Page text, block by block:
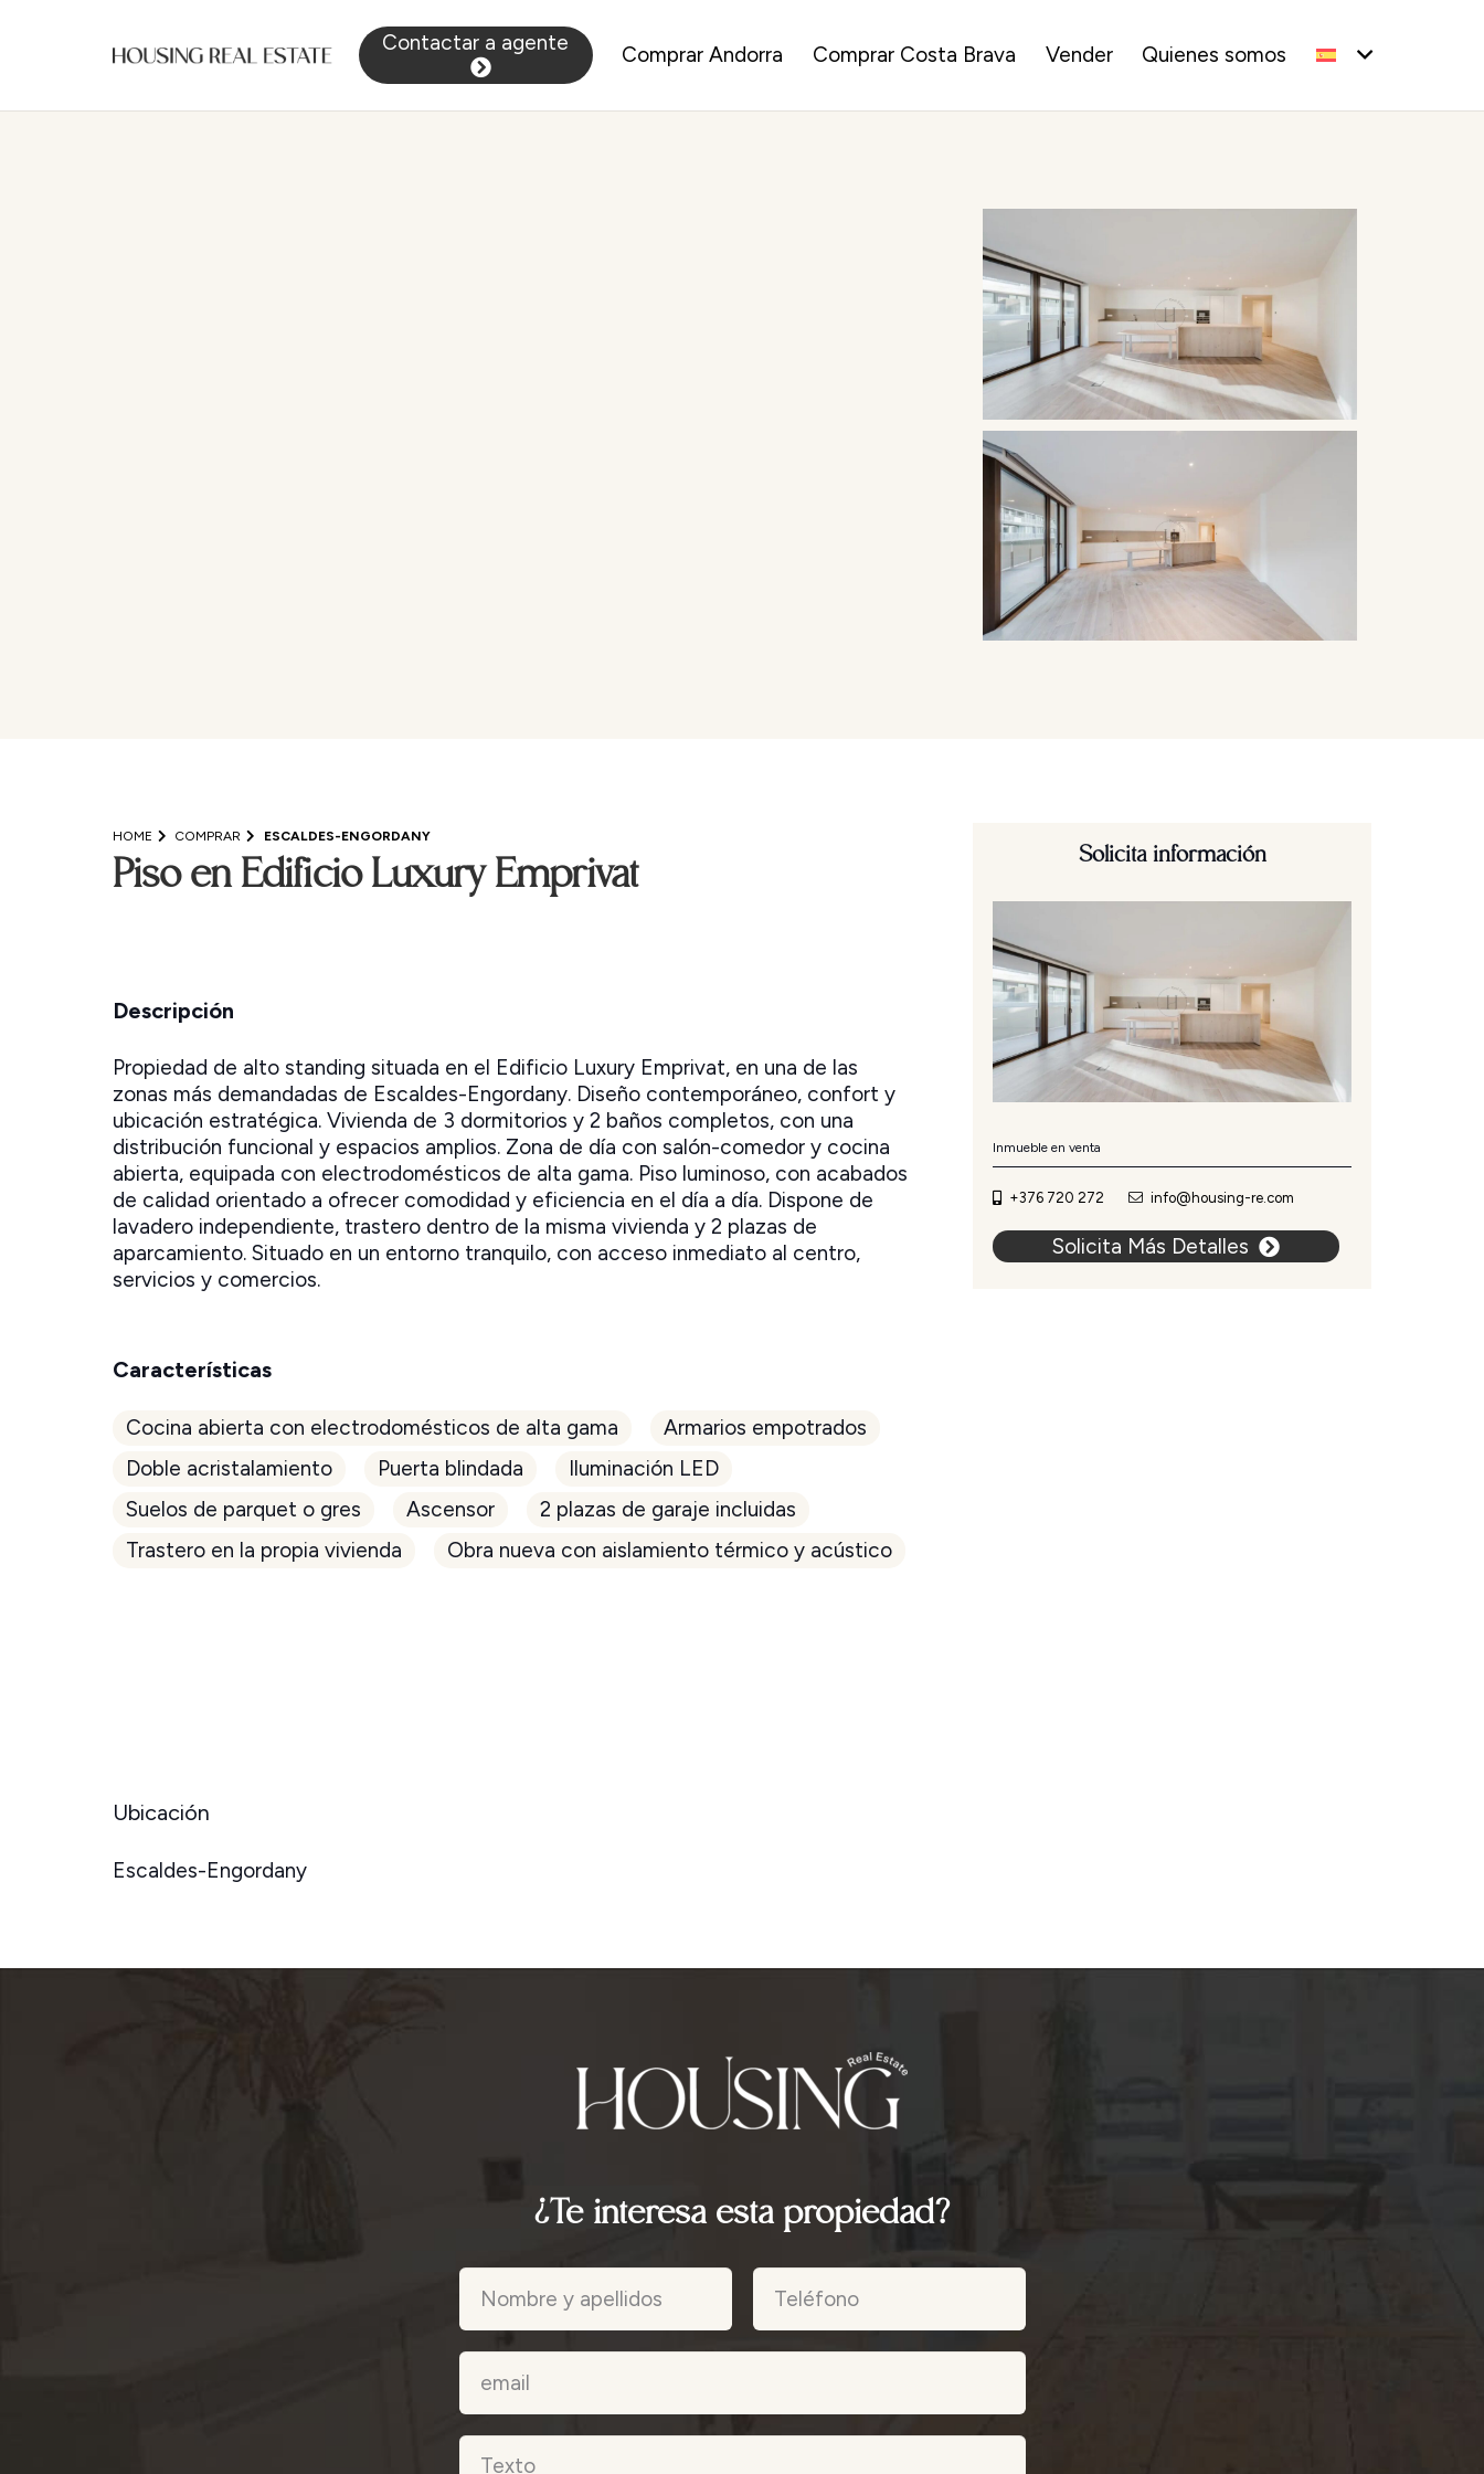
Contactar a agente Comprar Andorra Comprar Costa Brava Vender Quienes somos
HOME COMPRAR ESCALDES-ENGORDANY
Piso en Edificio Luxury Emprivat
Descripción
Propiedad de alto standing situada en el Edificio Luxury Emprivat, en una de las
zonas más demandadas de Escaldes-Engordany. Diseño contemporáneo, confort y
ubicación estratégica. Vivienda de 3 dormitorios y 2 baños completos, con una
distribución funcional y espacios amplios. Zona de día con salón-comedor y cocina
abierta, equipada con electrodomésticos de alta gama. Piso luminoso, con acabados
de calidad orientado a ofrecer comodidad y eficiencia en el día a día. Dispone de
lavadero independiente, trastero dentro de la misma vivienda y 2 plazas de
aparcamiento. Situado en un entorno tranquilo, con acceso inmediato al centro,
servicios y comercios.
Características
Cocina abierta con electrodomésticos de alta gama
Armarios empotrados
Doble acristalamiento
Puerta blindada
Iluminación LED
Suelos de parquet o gres
Ascensor
2 plazas de garaje incluidas
Trastero en la propia vivienda
Obra nueva con aislamiento térmico y acústico
Solicita información
Inmueble en venta
+376 720 272 info@housing-re.com
Solicita Más Detalles
Ubicación
Escaldes-Engordany
¿Te interesa esta propiedad?